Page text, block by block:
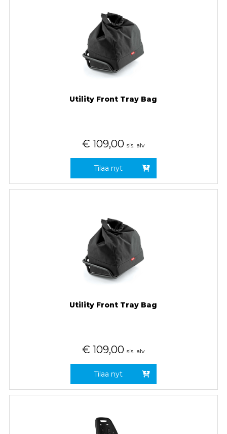
Utility Front Tray Bag
€ 109,00 sis. alv
Tilaa nyt
Utility Front Tray Bag
€ 109,00 sis. alv
Tilaa nyt